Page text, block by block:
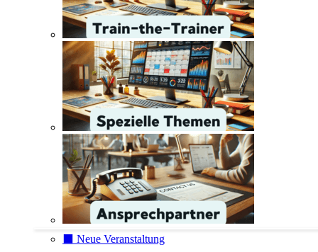
⬛️ Neue Veranstaltung